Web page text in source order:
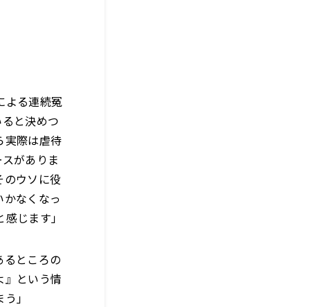
よる連続冤
と決めつ
実際は虐待
がありま
ウソに役
なくなっ
じます」
ところの
』という情
」